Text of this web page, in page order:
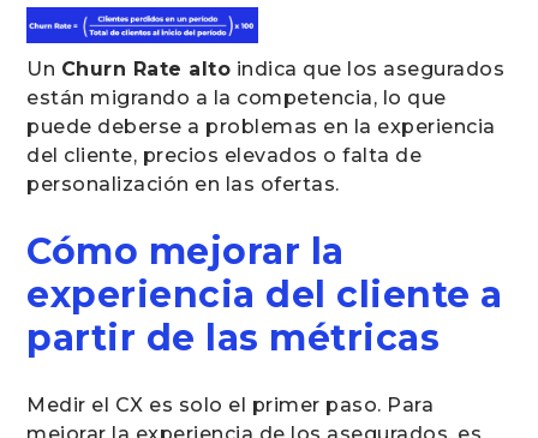
Un Churn Rate alto indica que los asegurados
están migrando a la competencia, lo que
puede deberse a problemas en la experiencia
del cliente, precios elevados o falta de
personalización en las ofertas.
Cómo mejorar la
experiencia del cliente a
partir de las métricas
Medir el CX es solo el primer paso. Para